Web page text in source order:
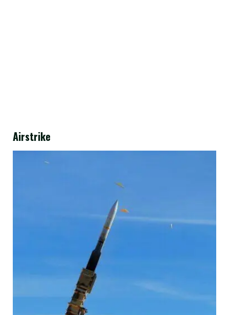
Airstrike